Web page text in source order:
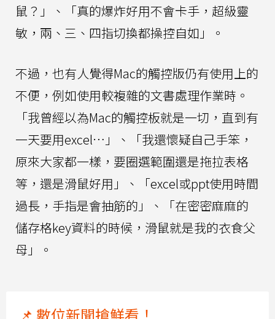
鼠？」、「真的爆炸好用不會卡手，超級靈
敏，兩、三、四指切換都操控自如」。
不過，也有人覺得Mac的觸控版仍有使用上的
不便，例如使用較複雜的文書處理作業時。
「我曾經以為Mac的觸控板就是一切，直到有
一天要用excel…」、「我還懷疑自己手笨，
原來大家都一樣，要圈選範圍還是拖拉表格
等，還是滑鼠好用」、「excel或ppt使用時間
過長，手指是會抽筋的」、「在密密麻麻的
儲存格key資料的時候，滑鼠就是我的衣食父
母」。
📌 數位新聞搶鮮看！